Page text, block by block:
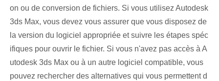
on ou de conversion de fichiers. Si vous utilisez Autodesk
3ds Max, vous devez vous assurer que vous disposez de
la version du logiciel appropriée et suivre les étapes spéc
ifiques pour ouvrir le fichier. Si vous n'avez pas accès à A
utodesk 3ds Max ou à un autre logiciel compatible, vous
pouvez rechercher des alternatives qui vous permettent d